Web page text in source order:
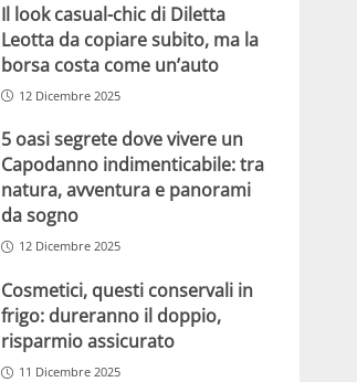
Il look casual-chic di Diletta
Leotta da copiare subito, ma la
borsa costa come un’auto
12 Dicembre 2025
5 oasi segrete dove vivere un
Capodanno indimenticabile: tra
natura, avventura e panorami
da sogno
12 Dicembre 2025
Cosmetici, questi conservali in
frigo: dureranno il doppio,
risparmio assicurato
11 Dicembre 2025